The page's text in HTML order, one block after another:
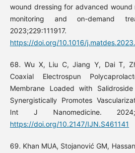
wound dressing for advanced wound
monitoring and on-demand
https://doi.org/10.1016/
68. Wu X, Liu C, Jiang Y, Dai T,
Coaxial Electrospun
Membrane Loaded with
Synergistically Promotes
Int J Nanomedicine.
https://doi.org/10.2147/IJN.S461141
69. Khan MUA, Stojanović GM,